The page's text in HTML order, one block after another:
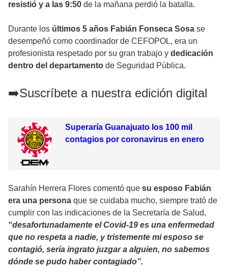
resistió y a las 9:50 de la mañana perdió la batalla.
Durante los últimos 5 años Fabián Fonseca Sosa se
desempeñó como coordinador de CEFOPOL, era un
profesionista respetado por su gran trabajo y dedicación
dentro del departamento de Seguridad Pública.
➡️Suscríbete a nuestra edición digital
Superaría Guanajuato los 100 mil
contagios por coronavirus en enero
Sarahín Herrera Flores comentó que su esposo Fabián
era una persona que se cuidaba mucho, siempre trató de
cumplir con las indicaciones de la Secretaría de Salud,
“desafortunadamente el Covid-19 es una enfermedad
que no respeta a nadie, y tristemente mi esposo se
contagió, sería ingrato juzgar a alguien, no sabemos
dónde se pudo haber contagiado”.